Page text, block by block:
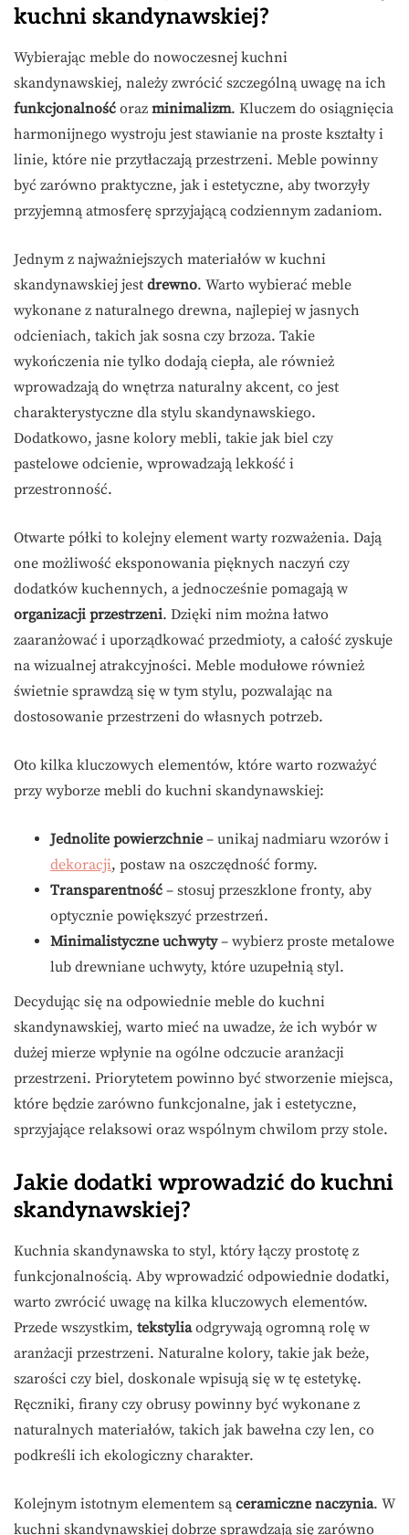
kuchni skandynawskiej?
Wybierając meble do nowoczesnej kuchni
skandynawskiej, należy zwrócić szczególną uwagę na ich
funkcjonalność oraz minimalizm. Kluczem do osiągnięcia
harmonijnego wystroju jest stawianie na proste kształty i
linie, które nie przytłaczają przestrzeni. Meble powinny
być zarówno praktyczne, jak i estetyczne, aby tworzyły
przyjemną atmosferę sprzyjającą codziennym zadaniom.
Jednym z najważniejszych materiałów w kuchni
skandynawskiej jest drewno. Warto wybierać meble
wykonane z naturalnego drewna, najlepiej w jasnych
odcieniach, takich jak sosna czy brzoza. Takie
wykończenia nie tylko dodają ciepła, ale również
wprowadzają do wnętrza naturalny akcent, co jest
charakterystyczne dla stylu skandynawskiego.
Dodatkowo, jasne kolory mebli, takie jak biel czy
pastelowe odcienie, wprowadzają lekkość i
przestronność.
Otwarte półki to kolejny element warty rozważenia. Dają
one możliwość eksponowania pięknych naczyń czy
dodatków kuchennych, a jednocześnie pomagają w
organizacji przestrzeni. Dzięki nim można łatwo
zaaranżować i uporządkować przedmioty, a całość zyskuje
na wizualnej atrakcyjności. Meble modułowe również
świetnie sprawdzą się w tym stylu, pozwalając na
dostosowanie przestrzeni do własnych potrzeb.
Oto kilka kluczowych elementów, które warto rozważyć
przy wyborze mebli do kuchni skandynawskiej:
Jednolite powierzchnie – unikaj nadmiaru wzorów i
dekoracji, postaw na oszczędność formy.
Transparentność – stosuj przeszklone fronty, aby
optycznie powiększyć przestrzeń.
Minimalistyczne uchwyty– wybierz proste metalowe
lub drewniane uchwyty, które uzupełnią styl.
Decydując się na odpowiednie meble do kuchni
skandynawskiej, warto mieć na uwadze, że ich wybór w
dużej mierze wpłynie na ogólne odczucie aranżacji
przestrzeni. Priorytetem powinno być stworzenie miejsca,
które będzie zarówno funkcjonalne, jak i estetyczne,
sprzyjające relaksowi oraz wspólnym chwilom przy stole.
Jakie dodatki wprowadzić do kuchni
skandynawskiej?
Kuchnia skandynawska to styl, który łączy prostotę z
funkcjonalnością. Aby wprowadzić odpowiednie dodatki,
warto zwrócić uwagę na kilka kluczowych elementów.
Przede wszystkim, tekstyliaodgrywają ogromną rolę w
aranżacji przestrzeni. Naturalne kolory, takie jak beże,
szarości czy biel, doskonale wpisują się w tę estetykę.
Ręczniki, firany czy obrusy powinny być wykonane z
naturalnych materiałów, takich jak bawełna czy len, co
podkreśli ich ekologiczny charakter.
Kolejnym istotnym elementem są ceramiczne naczynia. W
kuchni skandynawskiej dobrze sprawdzają się zarówno